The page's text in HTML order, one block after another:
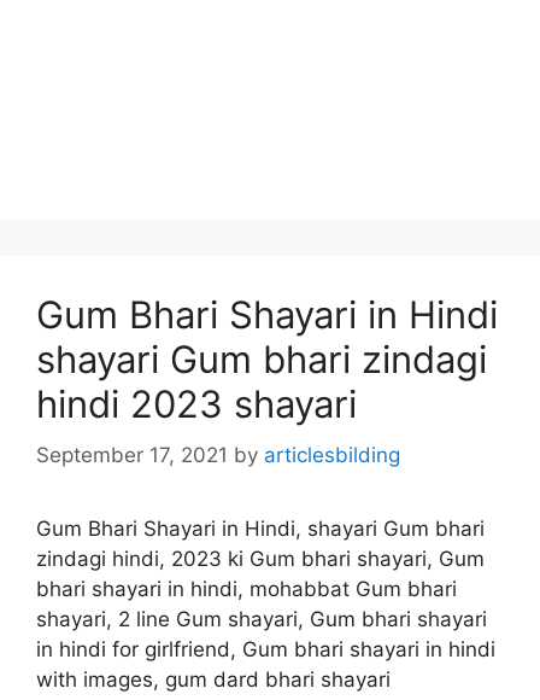
Gum Bhari Shayari in Hindi
shayari Gum bhari zindagi
hindi 2023 shayari
September 17, 2021 by articlesbilding
Gum Bhari Shayari in Hindi, shayari Gum bhari
zindagi hindi, 2023 ki Gum bhari shayari, Gum
bhari shayari in hindi, mohabbat Gum bhari
shayari, 2 line Gum shayari, Gum bhari shayari
in hindi for girlfriend, Gum bhari shayari in hindi
with images, gum dard bhari shayari